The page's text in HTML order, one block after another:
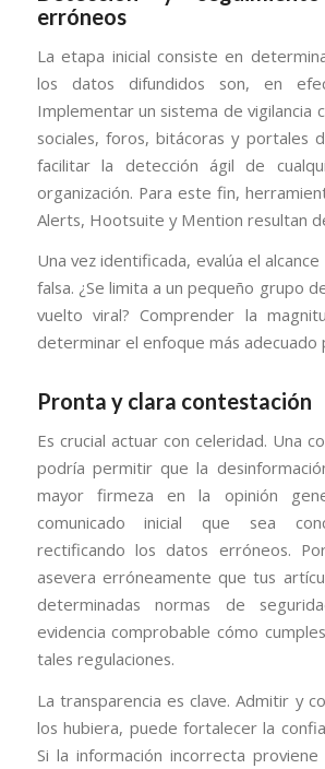
erróneos
La etapa inicial consiste en
los datos difundidos son, en
Implementar un sistema de vigilancia
sociales, foros, bitácoras y portales
facilitar la detección ágil de
organización. Para este fin,
Alerts, Hootsuite y Mention resultan
Una vez identificada, evalúa el
falsa. ¿Se limita a un pequeño grupo
vuelto viral? Comprender la
determinar el enfoque más adecuado
Pronta y clara contestación
Es crucial actuar con celeridad. Una
podría permitir que la
mayor firmeza en la opinión
comunicado inicial que sea
rectificando los datos erróneos.
asevera erróneamente que tus
determinadas normas de
evidencia comprobable cómo
tales regulaciones.
La transparencia es clave. Admitir y
los hubiera, puede fortalecer la
Si la información incorrecta